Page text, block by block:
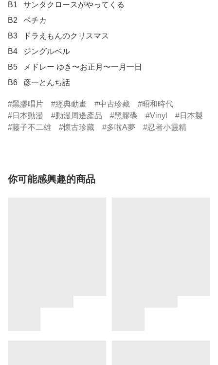
B1	サンタクロースがやってくる
B2	ペチカ
B3	ドラえもんのクリスマス
B4	ジングルベル
B5	メドレー ゆき〜お正月〜一月一日
B6	彦一とんち話
黑膠唱片 經典動畫 中古珍藏
昭和時代
日本動漫
動漫周邊產品 黑膠碟 Vinyl
日本製
藤子不二雄
懷古珍藏 多啦A夢 忍者小靈精
你可能感興趣的商品